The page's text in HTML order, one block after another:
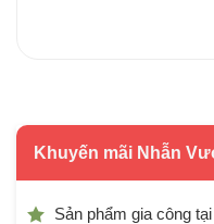
Khuyến mãi Nhẫn
Sản phẩm gia công